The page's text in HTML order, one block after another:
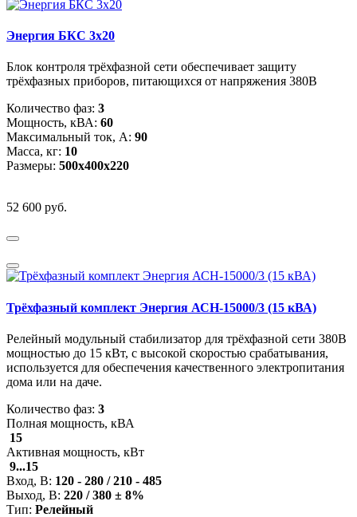
Энергия БКС 3x20
Блок контроля трёхфазной сети обеспечивает защиту
трёхфазных приборов, питающихся от напряжения 380В
Количество фаз: 3
Мощность, кВА: 60
Максимальный ток, А: 90
Масса, кг: 10
Размеры: 500х400х220
52 600 руб.
Трёхфазный комплект Энергия АСН-15000/3 (15 кВА)
Релейный модульный стабилизатор для трёхфазной сети 380В
мощностью до 15 кВт, с высокой скоростью срабатывания,
используется для обеспечения качественного электропитания
дома или на даче.
Количество фаз: 3
Полная мощность, кВА
15
Активная мощность, кВт
9...15
Вход, В: 120 - 280 / 210 - 485
Выход, В: 220 / 380 ± 8%
Тип: Релейный